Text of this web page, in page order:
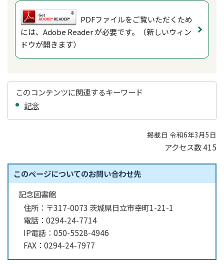
PDFファイルをご覧いただくため
には、Adobe Reader が必要です。（新しいウィン
ドウが開きます）
このコンテンツに関連するキーワード
記念
掲載日 令和6年3月5日
アクセス数415
このページについてのお問い合わせ先
記念図書館
住所： 〒317-0073 茨城県日立市幸町1-21-1
電話： 0294-24-7714
IP電話： 050-5528-4946
FAX： 0294-24-7977